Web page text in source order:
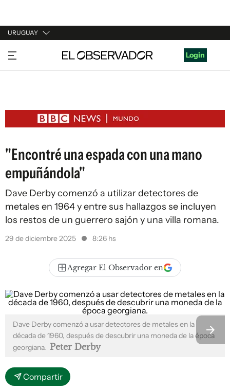
URUGUAY
URUGUAY
ARGENTINA
ESTADOS UNIDOS
Login
"Encontré una espada con una mano
empuñándola"
Dave Derby comenzó a utilizar detectores de
metales en 1964 y entre sus hallazgos se incluyen
los restos de un guerrero sajón y una villa romana.
29 de diciembre 2025 8:26 hs
Agregar El Observador en
Dave Derby comenzó a usar detectores de metales en la
década de 1960, después de descubrir una moneda de la época
georgiana. Peter Derby
Compartir